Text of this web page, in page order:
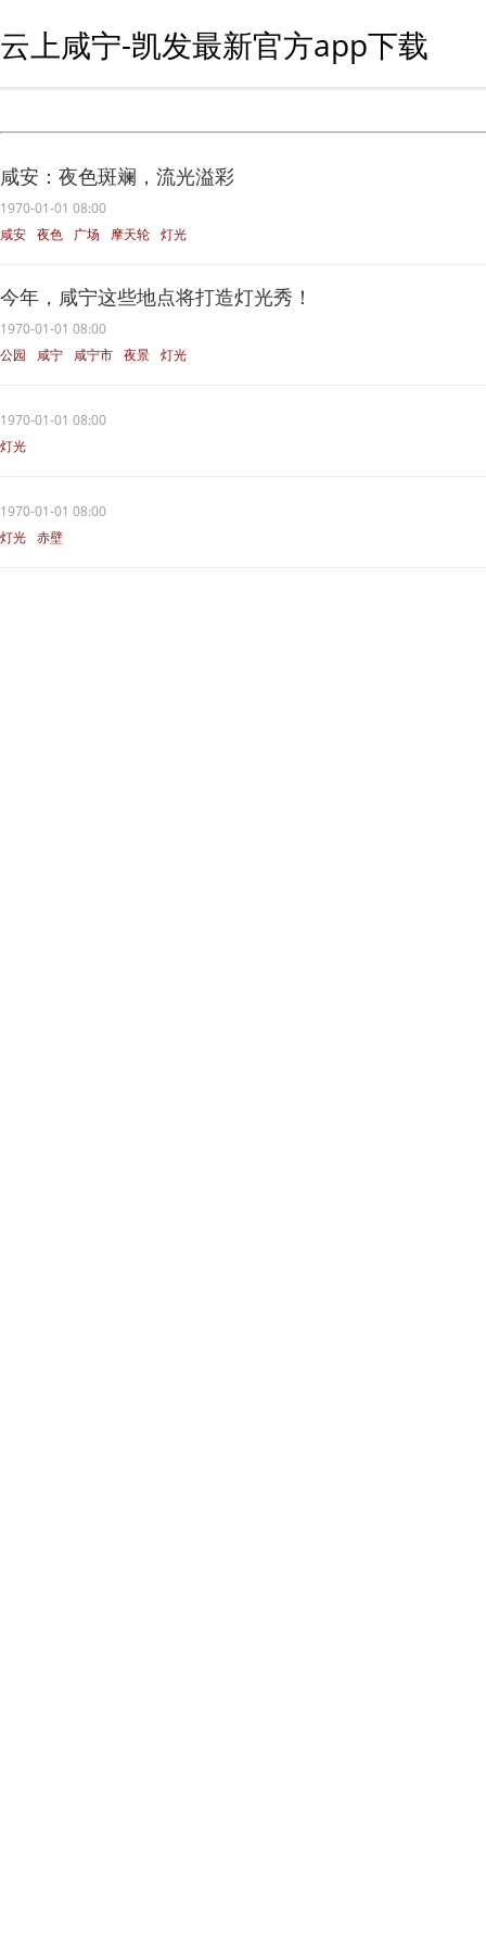
云上咸宁-凯发最新官方app下载
咸安：夜色斑斓，流光溢彩
1970-01-01 08:00
咸安 夜色 广场 摩天轮 灯光
今年，咸宁这些地点将打造灯光秀！
1970-01-01 08:00
公园
咸宁 咸宁市 夜景 灯光
1970-01-01 08:00
灯光
1970-01-01 08:00
灯光 赤壁